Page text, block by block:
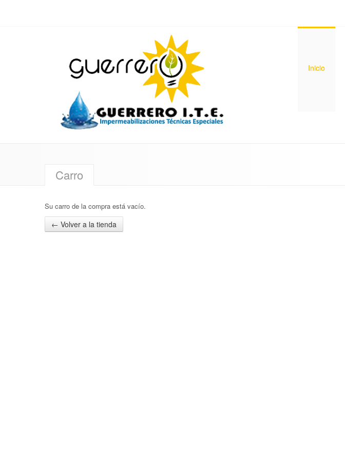
Inicio
Carro
Su carro de la compra está vacío.
← Volver a la tienda